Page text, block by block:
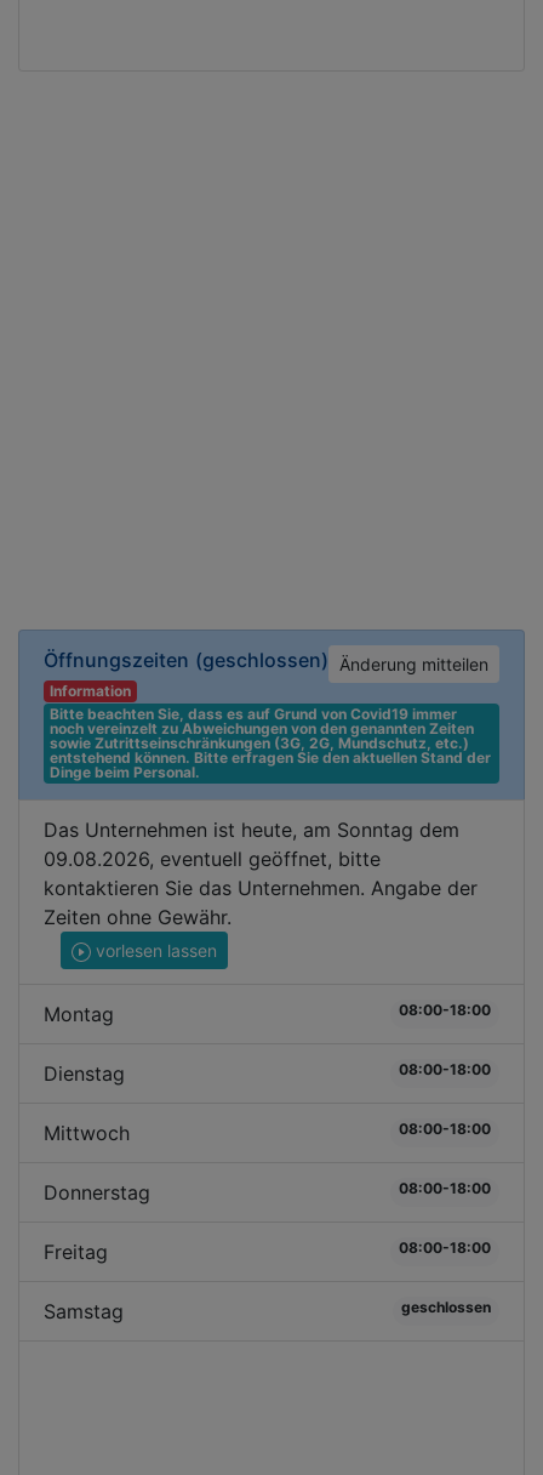
Öffnungszeiten (geschlossen) Änderung mitteilen
Information
Bitte beachten Sie, dass es auf Grund von Covid19 immer
noch vereinzelt zu Abweichungen von den genannten Zeiten
sowie Zutrittseinschränkungen (3G, 2G, Mundschutz, etc.)
entstehend können. Bitte erfragen Sie den aktuellen Stand der
Dinge beim Personal.
Das Unternehmen ist heute, am Sonntag dem
09.08.2026, eventuell geöffnet, bitte
kontaktieren Sie das Unternehmen. Angabe der
Zeiten ohne Gewähr.
vorlesen lassen
Montag 08:00-18:00
Dienstag 08:00-18:00
Mittwoch 08:00-18:00
Donnerstag 08:00-18:00
Freitag 08:00-18:00
Samstag geschlossen